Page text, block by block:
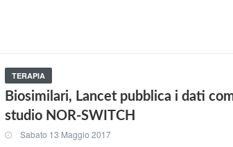
TERAPIA
Biosimilari, Lancet pubblica i dati
studio NOR-SWITCH
Sabato 13 Maggio 2017